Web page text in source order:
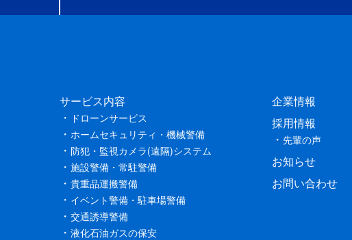
サービス内容
ドローンサービス
ホームセキュリティ・機械警備
防犯・監視カメラ(遠隔)システム
施設警備・常駐警備
貴重品運搬警備
イベント警備・駐車場警備
交通誘導警備
液化石油ガスの保安
企業情報
採用情報
先輩の声
お知らせ
お問い合わせ